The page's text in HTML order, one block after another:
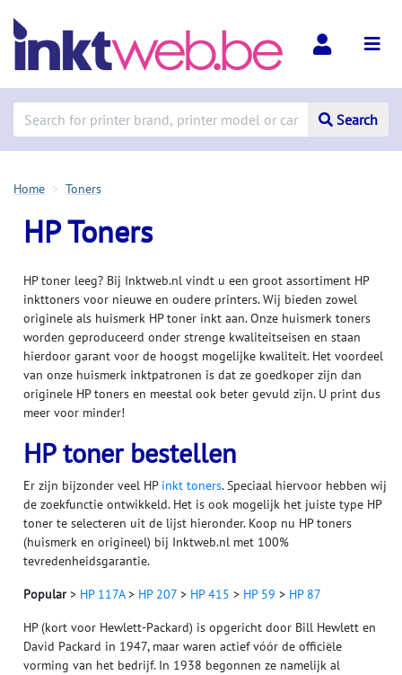
Search
Home Toners
HP Toners
HP toner leeg? Bij Inktweb.nl vindt u een groot assortiment HP
inkttoners voor nieuwe en oudere printers. Wij bieden zowel
originele als huismerk HP toner inkt aan. Onze huismerk toners
worden geproduceerd onder strenge kwaliteitseisen en staan
hierdoor garant voor de hoogst mogelijke kwaliteit. Het voordeel
van onze huismerk inktpatronen is dat ze goedkoper zijn dan
originele HP toners en meestal ook beter gevuld zijn. U print dus
meer voor minder!
HP toner bestellen
Er zijn bijzonder veel HP inkt toners. Speciaal hiervoor hebben wij
de zoekfunctie ontwikkeld. Het is ook mogelijk het juiste type HP
toner te selecteren uit de lijst hieronder. Koop nu HP toners
(huismerk en origineel) bij Inktweb.nl met 100%
tevredenheidsgarantie.
Popular > HP 117A> HP 207 > HP 415 > HP 59 > HP 87
HP (kort voor Hewlett-Packard) is opgericht door Bill Hewlett en
David Packard in 1947, maar waren actief vóór de officiële
vorming van het bedrijf. In 1938 begonnen ze namelijk al